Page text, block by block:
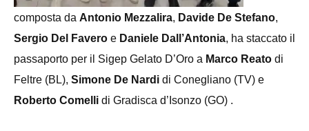
composta da Antonio Mezzalira, Davide De Stefano,
Sergio Del Favero e Daniele Dall’Antonia, ha staccato il
passaporto per il Sigep Gelato D’Oro a Marco Reato di
Feltre (BL), Simone De Nardi di Conegliano (TV) e
Roberto Comelli di Gradisca d’Isonzo (GO) .